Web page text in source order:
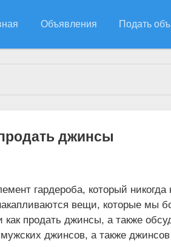
Объявления Подать
джинсы
гардероба, который никогда
вещи, которые мы
продать джинсы, а также
джинсов, а также джинсов